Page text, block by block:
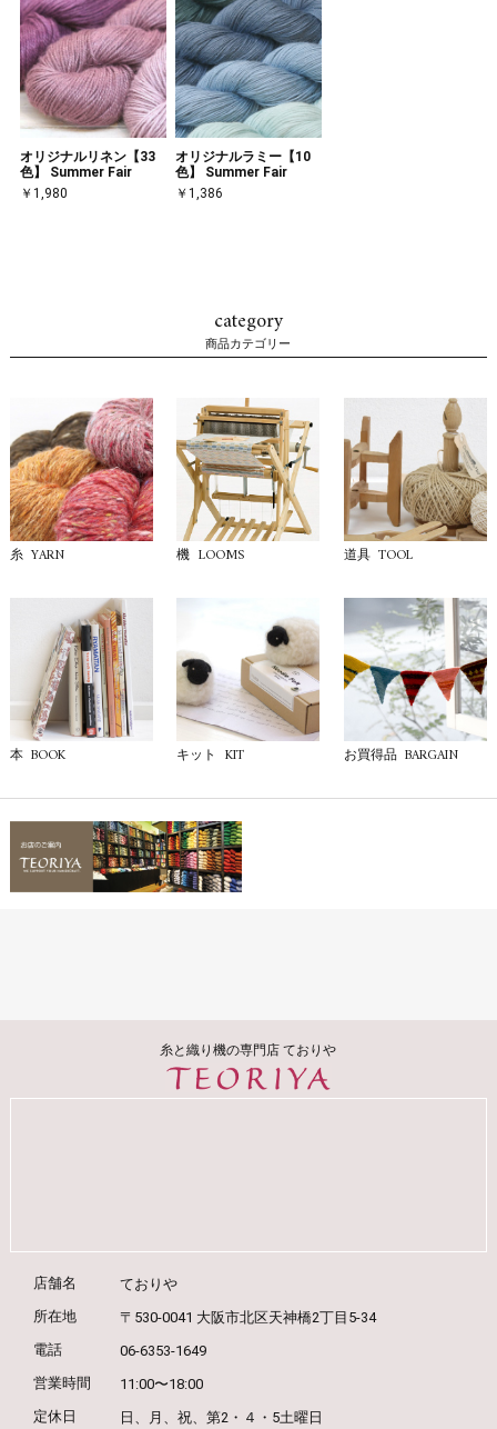
オリジナルリネン【33
色】 Summer Fair
￥1,980
オリジナルラミー【10
色】 Summer Fair
￥1,386
category
商品カテゴリー
糸 YARN 機 LOOMS 道具 TOOL
本 BOOK キット KIT お買得品 BARGAIN
糸と織り機の専門店 ておりや
店舗名
ておりや
所在地
〒530-0041 大阪市北区天神橋2丁目5-34
電話
06-6353-1649
営業時間
11:00〜18:00
定休日
日、月、祝、第2・４・5土曜日